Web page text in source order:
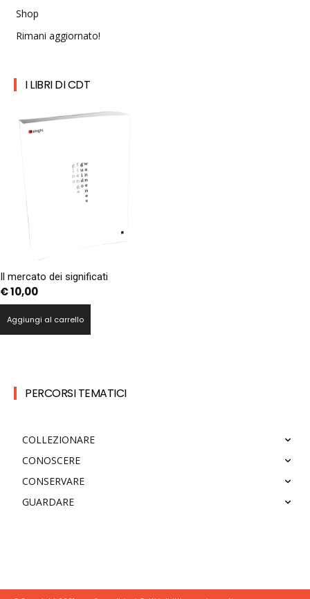
Shop
Rimani aggiornato!
I LIBRI DI CDT
Il mercato dei significati
€10,00
Aggiungi al carrello
PERCORSI TEMATICI
COLLEZIONARE
CONOSCERE
CONSERVARE
GUARDARE